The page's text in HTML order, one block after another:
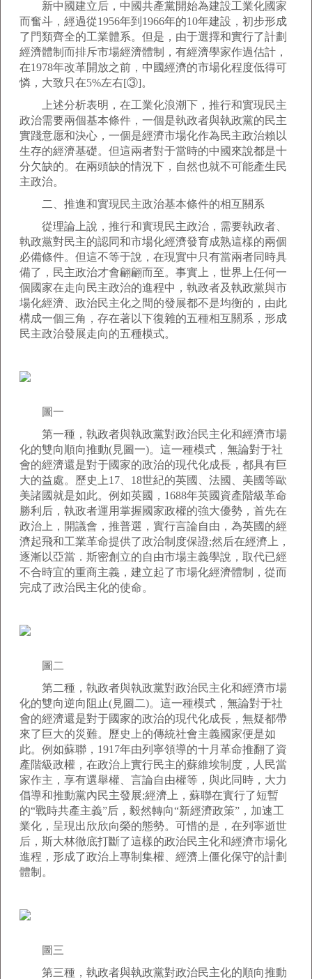
新中國建立后，中國共產黨開始為建設工業化國家
而奮斗，經過從1956年到1966年的10年建設，初步形成
了門類齊全的工業體系。但是，由于選擇和實行了計劃
經濟體制而排斥市場經濟體制，有經濟學家作過估計，
在1978年改革開放之前，中國經濟的市場化程度低得可
憐，大致只在5%左右[③]。
上述分析表明，在工業化浪潮下，推行和實現民主
政治需要兩個基本條件，一個是執政者與執政黨的民主
實踐意愿和決心，一個是經濟市場化作為民主政治賴以
生存的經濟基礎。但這兩者對于當時的中國來說都是十
分欠缺的。在兩頭缺的情況下，自然也就不可能產生民
主政治。
二、推進和實現民主政治基本條件的相互關系
從理論上說，推行和實現民主政治，需要執政者、
執政黨對民主的認同和市場化經濟發育成熟這樣的兩個
必備條件。但這不等于說，在現實中只有當兩者同時具
備了，民主政治才會翩翩而至。事實上，世界上任何一
個國家在走向民主政治的進程中，執政者及執政黨與市
場化經濟、政治民主化之間的發展都不是均衡的，由此
構成一個三角，存在著以下復雜的五種相互關系，形成
民主政治發展走向的五種模式。
圖一
第一種，執政者與執政黨對政治民主化和經濟市場
化的雙向順向推動(見圖一)。這一種模式，無論對于社
會的經濟還是對于國家的政治的現代化成長，都具有巨
大的益處。歷史上17、18世紀的英國、法國、美國等歐
美諸國就是如此。例如英國，1688年英國資產階級革命
勝利后，執政者運用掌握國家政權的強大優勢，首先在
政治上，開議會，推普選，實行言論自由，為英國的經
濟起飛和工業革命提供了政治制度保證;然后在經濟上，
逐漸以亞當．斯密創立的自由市場主義學說，取代已經
不合時宜的重商主義，建立起了市場化經濟體制，從而
完成了政治民主化的使命。
圖二
第二種，執政者與執政黨對政治民主化和經濟市場
化的雙向逆向阻止(見圖二)。這一種模式，無論對于社
會的經濟還是對于國家的政治的現代化成長，無疑都帶
來了巨大的災難。歷史上的傳統社會主義國家便是如
此。例如蘇聯，1917年由列寧領導的十月革命推翻了資
產階級政權，在政治上實行民主的蘇維埃制度，人民當
家作主，享有選舉權、言論自由權等，與此同時，大力
倡導和推動黨內民主發展;經濟上，蘇聯在實行了短暫
的“戰時共產主義”后，毅然轉向“新經濟政策”，加速工
業化，呈現出欣欣向榮的態勢。可惜的是，在列寧逝世
后，斯大林徹底打斷了這樣的政治民主化和經濟市場化
進程，形成了政治上專制集權、經濟上僵化保守的計劃
體制。
圖三
第三種，執政者與執政黨對政治民主化的順向推動